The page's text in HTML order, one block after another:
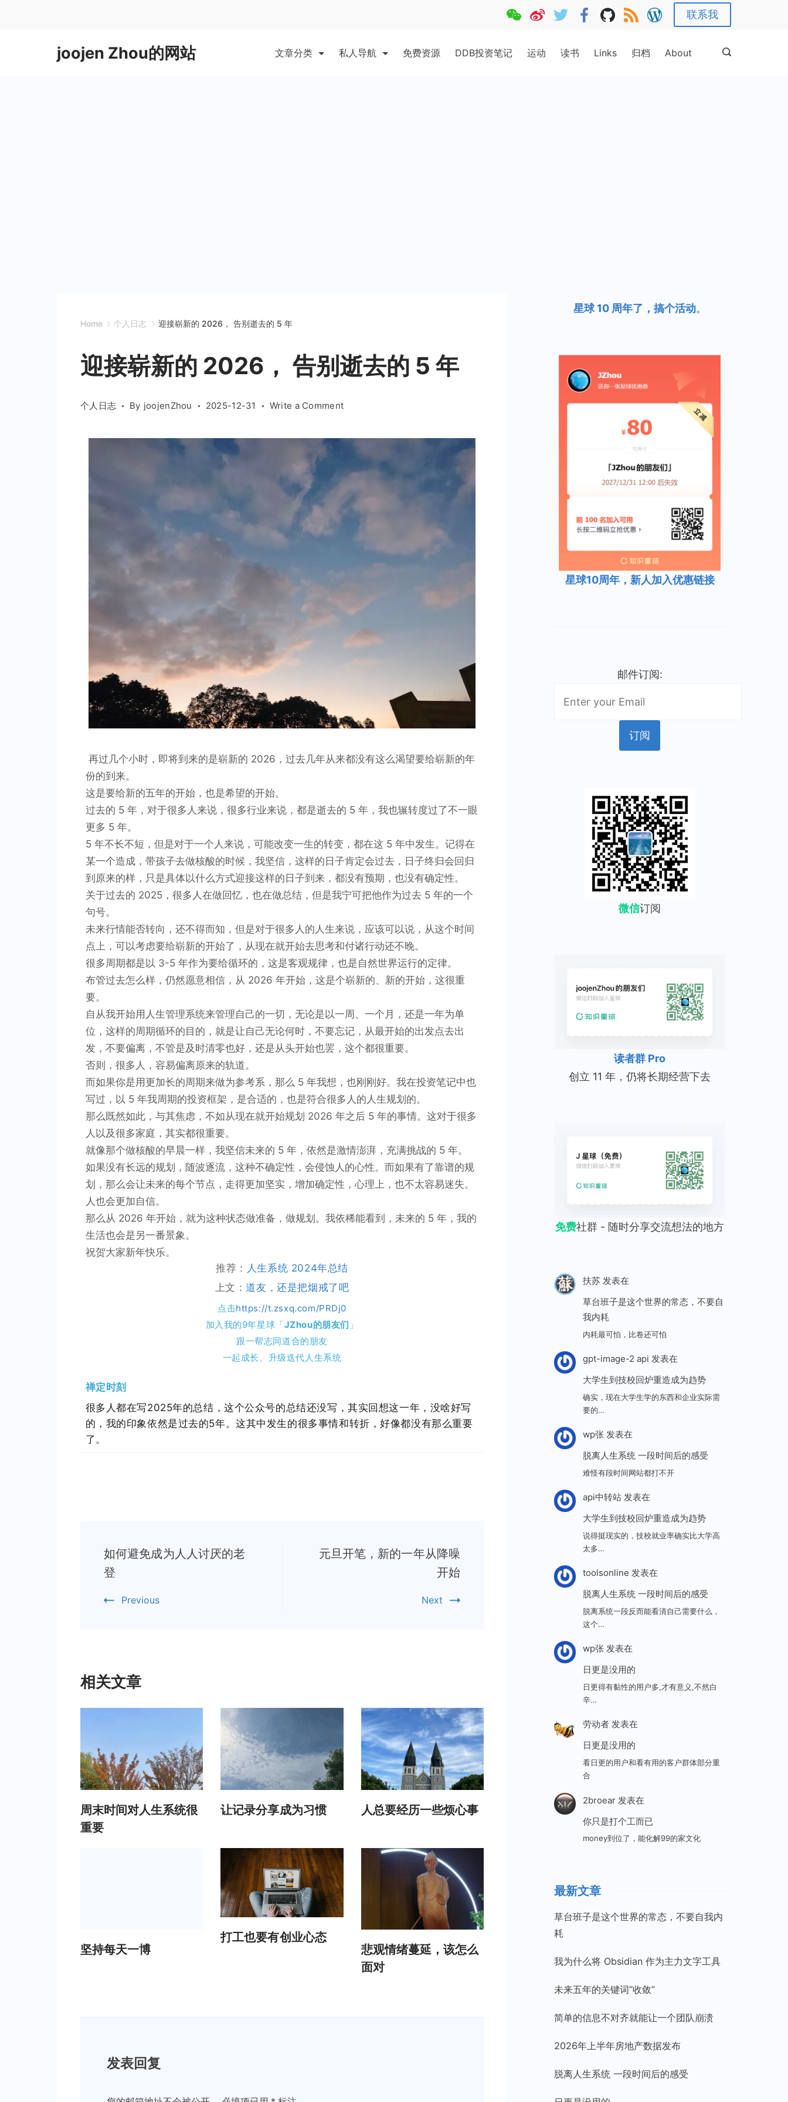
联系我
joojen Zhou的网站 文章分类 私人导航 免费资源 DDB投资笔记 运动 读书 Links 归档 About
Home 个人日志 迎接崭新的 2026， 告别逝去的 5 年
迎接崭新的 2026， 告别逝去的 5 年
个人日志 By joojenZhou 2025-12-31 Write a Commenton
接
的
2026，
再过几个小时，即将到来的是崭新的 2026，过去几年从来都没有这么渴望要给崭新的年
份的到来。
这是要给新的五年的开始，也是希望的开始。
过去的 5 年，对于很多人来说，很多行业来说，都是逝去的 5 年，我也辗转度过了不一眼
更多 5 年。
5 年不长不短，但是对于一个人来说，可能改变一生的转变，都在这 5 年中发生。记得在
某一个造成，带孩子去做核酸的时候，我坚信，这样的日子肯定会过去，日子终归会回归
到原来的样，只是具体以什么方式迎接这样的日子到来，都没有预期，也没有确定性。
关于过去的 2025，很多人在做回忆，也在做总结，但是我宁可把他作为过去 5 年的一个
句号。
未来行情能否转向，还不得而知，但是对于很多人的人生来说，应该可以说，从这个时间
点上，可以考虑要给崭新的开始了，从现在就开始去思考和付诸行动还不晚。
很多周期都是以 3-5 年作为要给循环的，这是客观规律，也是自然世界运行的定律。
布管过去怎么样，仍然愿意相信，从 2026 年开始，这是个崭新的、新的开始，这很重
要。
自从我开始用人生管理系统来管理自己的一切，无论是以一周、一个月，还是一年为单
位，这样的周期循环的目的，就是让自己无论何时，不要忘记，从最开始的出发点去出
发，不要偏离，不管是及时清零也好，还是从头开始也罢，这个都很重要。
否则，很多人，容易偏离原来的轨道。
而如果你是用更加长的周期来做为参考系，那么 5 年我想，也刚刚好。我在投资笔记中也
写过，以 5 年我周期的投资框架，是合适的，也是符合很多人的人生规划的。
那么既然如此，与其焦虑，不如从现在就开始规划 2026 年之后 5 年的事情。这对于很多
人以及很多家庭，其实都很重要。
就像那个做核酸的早晨一样，我坚信未来的 5 年，依然是激情澎湃，充满挑战的 5 年。
如果没有长远的规划，随波逐流，这种不确定性，会侵蚀人的心性。而如果有了靠谱的规
划，那么会让未来的每个节点，走得更加坚实，增加确定性，心理上，也不太容易迷失。
人也会更加自信。
那么从 2026 年开始，就为这种状态做准备，做规划。我依稀能看到，未来的 5 年，我的
生活也会是另一番景象。
祝贺大家新年快乐。
推荐： 人生系统 2024年总结
上文：道友，还是把烟戒了吧
点击https://t.zsxq.com/PRDj0
加入我的9年星球「JZhou的朋友们 」
跟一帮志同道合的朋友
一起成长、升级迭代人生系统
禅定时刻
很多人都在写2025年的总结，这个公众号的总结还没写，其实回想这一年，没啥好写
的，我的印象依然是过去的5年。这其中发生的很多事情和转折，好像都没有那么重要
了。
Navigation
如何避免成为人人讨厌的老
登
Previous
元旦开笔，新的一年从降噪
开始
Next
相关文章
周末时间对人生系统很
重要
让记录分享成为习惯 人总要经历一些烦心事
坚持每天一博
打工也要有创业心态
悲观情绪蔓延，该怎么
面对
发表回复
星球 10 周年了，搞个活动。
星球10周年，新人加入优惠链接
邮件订阅:
微信订阅
读者群 Pro
创立 11 年，仍将长期经营下去
免费社群 - 随时分享交流想法的地方
扶苏发表在
草台班子是这个世界的常态，不要自
我内耗
内耗最可怕，比卷还可怕
gpt-image-2 api 发表在
大学生到技校回炉重造成为趋势
确实，现在大学生学的东西和企业实际需
要的…
wp张发表在
脱离人生系统 一段时间后的感受
难怪有段时间网站都打不开
api中转站发表在
大学生到技校回炉重造成为趋势
说得挺现实的，技校就业率确实比大学高
太多…
toolsonline 发表在
脱离人生系统 一段时间后的感受
脱离系统一段反而能看清自己需要什么，
这个…
wp张发表在
日更是没用的
日更得有黏性的用户多,才有意义,不然白
辛…
劳动者发表在
日更是没用的
看日更的用户和看有用的客户群体部分重
合
2broear发表在
你只是打个工而已
money到位了，能化解99的家文化
最新文章
草台班子是这个世界的常态，不要自我内
耗
我为什么将 Obsidian 作为主力文字工具
未来五年的关键词“收敛”
简单的信息不对齐就能让一个团队崩溃
2026年上半年房地产数据发布
脱离人生系统 一段时间后的感受